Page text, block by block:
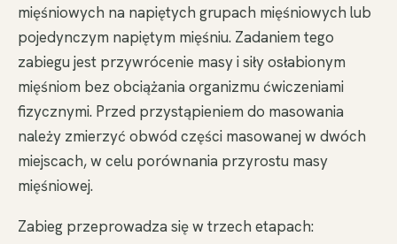
mięśniowych na napiętych grupach mięśniowych lub
pojedynczym napiętym mięśniu. Zadaniem tego
zabiegu jest przywrócenie masy i siły osłabionym
mięśniom bez obciążania organizmu ćwiczeniami
fizycznymi. Przed przystąpieniem do masowania
należy zmierzyć obwód części masowanej w dwóch
miejscach, w celu porównania przyrostu masy
mięśniowej.
Zabieg przeprowadza się w trzech etapach: